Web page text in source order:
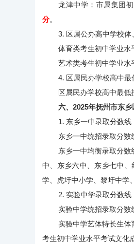
龙津中学：市属集团
分。
3. 区属公办高中学校
体育类考生初中学业水
艺术类考生初中学业水
4. 区属民办学校高中最
区属民办学校高中最低
六、2025年抚州市东
1. 东乡一中录取分数线
东乡一中统招录取分
东乡一中均衡录取分
中、东乡六中、东乡七中
学、虎圩中小学、黎圩中学
2. 实验中学录取分数线
实验中学统招录取分数
实验中学艺体特长生
考生初中学业水平考试文化